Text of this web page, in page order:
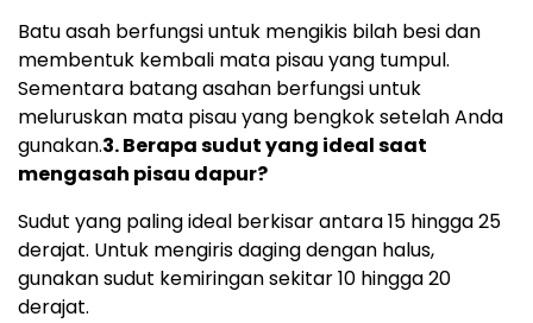
Batu asah berfungsi untuk mengikis bilah besi dan
membentuk kembali mata pisau yang tumpul.
Sementara batang asahan berfungsi untuk
meluruskan mata pisau yang bengkok setelah Anda
gunakan.3. Berapa sudut yang ideal saat
mengasah pisau dapur?
Sudut yang paling ideal berkisar antara 15 hingga 25
derajat. Untuk mengiris daging dengan halus,
gunakan sudut kemiringan sekitar 10 hingga 20
derajat.